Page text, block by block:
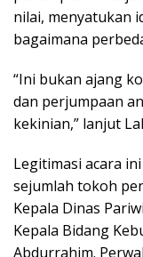
nilai, menyatukan
bagaimana
“Ini bukan ajang
dan perjumpaan
kekinian,” lanjut
Legitimasi acara
sejumlah tokoh
Kepala Dinas
Kepala Bidang
Abdurrahim.